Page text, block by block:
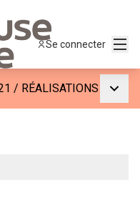
Se connecter
/ RÉALISATIONS